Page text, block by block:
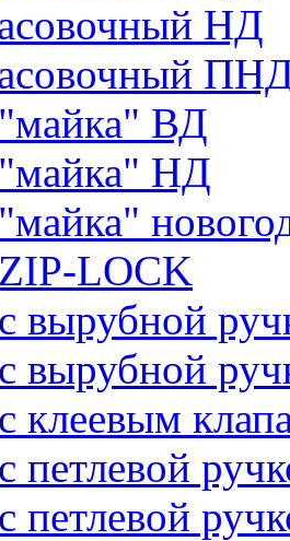
НД
ВД
НД
LOCK
вырубной
вырубной
клеевым
петлевой
петлевой